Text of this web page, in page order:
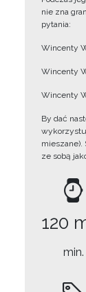
nie zna
pytania:
Wincenty
Wincenty
Wincenty
By dać
mieszane).
ze sobą
120
min.